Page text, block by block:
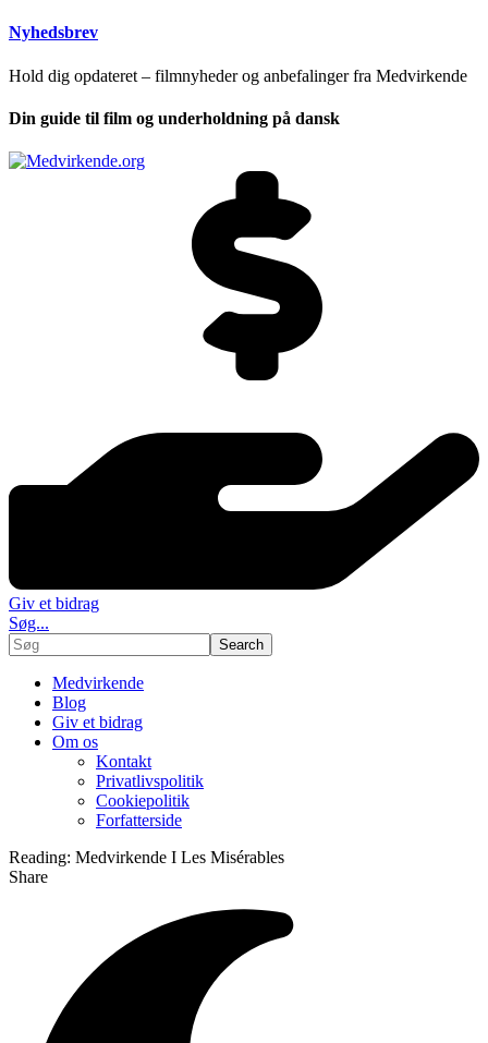
Nyhedsbrev
Hold dig opdateret – filmnyheder og anbefalinger fra Medvirkende
Din guide til film og underholdning på dansk
Giv et bidrag
Søg...
Medvirkende
Blog
Giv et bidrag
Om os
Kontakt
Privatlivspolitik
Cookiepolitik
Forfatterside
Reading: Medvirkende I Les Misérables
Share